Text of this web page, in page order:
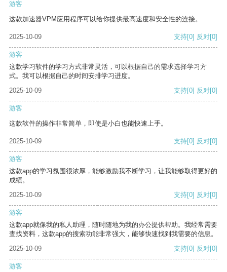
游客
这款加速器VPM应用程序可以给你提供最高速度和安全性的连接。
2025-10-09 支持[0] 反对[0]
游客
这款学习软件的学习方式非常灵活，可以根据自己的需求选择学习方
式。我可以根据自己的时间安排学习进度。
2025-10-09
支持[0] 反对[0]
游客
这款软件的操作非常简单，即使是小白也能快速上手。
2025-10-09 支持[0] 反对[0]
游客
这款app的学习氛围很浓厚，能够激励我不断学习，让我能够取得更好的
成绩。
2025-10-09
支持[0] 反对[0]
游客
这款app就像我的私人助理，随时随地为我的办公提供帮助。我经常需要
查找资料，这款app的搜索功能非常强大，能够快速找到我需要的信息。
2025-10-09
支持[0] 反对[0]
游客